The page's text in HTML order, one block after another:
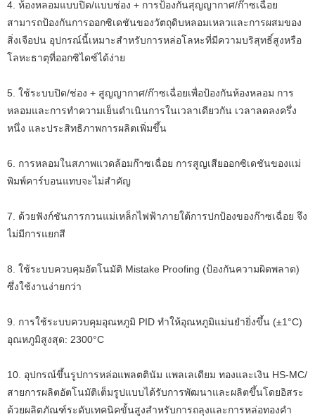
4. ห้องหลอมแบบปิด/แบบช่อง + การป้องกันสุญญากาศ/ก๊าซเฉื่อย
สามารถป้องกันการออกซิเดชันของวัตถุดิบหลอมเหลวและการผสมของ
สิ่งเจือปน อุปกรณ์นี้เหมาะสำหรับการหล่อโลหะที่มีความบริสุทธิ์สูงหรือ
โลหะธาตุที่ออกซิไดซ์ได้ง่าย
5. ใช้ระบบปิด/ช่อง + สูญญากาศ/ก๊าซเฉื่อยเพื่อป้องกันห้องหลอม การ
หลอมและการทำความเย็นดำเนินการในเวลาเดียวกัน เวลาลดลงครึ่ง
หนึ่ง และประสิทธิภาพการผลิตเพิ่มขึ้น
6. การหลอมในสภาพแวดล้อมก๊าซเฉื่อย การสูญเสียออกซิเดชันของแม่
พิมพ์คาร์บอนแทบจะไม่สำคัญ
7. ด้วยฟังก์ชันการกวนแม่เหล็กไฟฟ้าภายใต้การปกป้องของก๊าซเฉื่อย จึง
ไม่มีการแยกสี
8. ใช้ระบบควบคุมอัตโนมัติ Mistake Proofing (ป้องกันความผิดพลาด)
ซึ่งใช้งานง่ายกว่า
9. การใช้ระบบควบคุมอุณหภูมิ PID ทำให้อุณหภูมิแม่นยำยิ่งขึ้น (±1°C)
อุณหภูมิสูงสุด: 2300°C
10. อุปกรณ์ขึ้นรูปการหล่อแพลตตินัม แพลเลเดียม ทองและเงิน HS-MC/
สายการผลิตอัตโนมัติเต็มรูปแบบได้รับการพัฒนาและผลิตขึ้นโดยอิสระ
ด้วยผลิตภัณฑ์ระดับเทคนิคขั้นสูงสำหรับการถลุงและการหล่อทองคำ